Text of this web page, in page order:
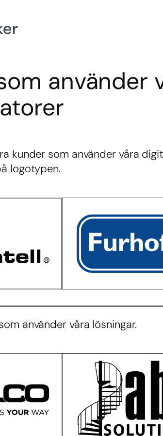
använder
kunder som använder våra
logotypen.
använder våra lösningar.